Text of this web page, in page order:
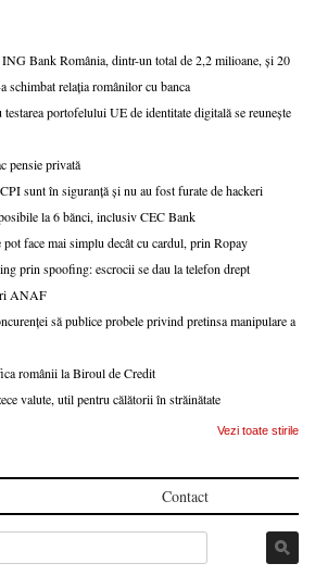
Bank România, dintr-un total de 2,2 milioane, și 20
schimbat relația românilor cu banca
portofelului UE de identitate digitală se reunește
pensie privată
sunt în siguranță și nu au fost furate de hackeri
la 6 bănci, inclusiv CEC Bank
pot face mai simplu decât cu cardul, prin Ropay
prin spoofing: escrocii se dau la telefon drept
ANAF
să publice probele privind pretinsa manipulare a
românii la Biroul de Credit
valute, util pentru călătorii în străinătate
Vezi toate stirile
Contact